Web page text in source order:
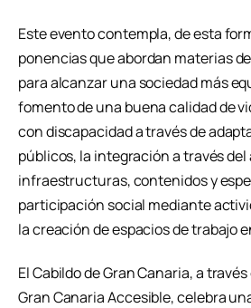
Este evento contempla, de esta
ponencias que abordan materias
para alcanzar una sociedad más
fomento de una buena calidad de
con discapacidad a través de
públicos, la integración a través
infraestructuras, contenidos y
participación social mediante
la creación de espacios de trabajo
El Cabildo de Gran Canaria, a
Gran Canaria Accesible, celebra